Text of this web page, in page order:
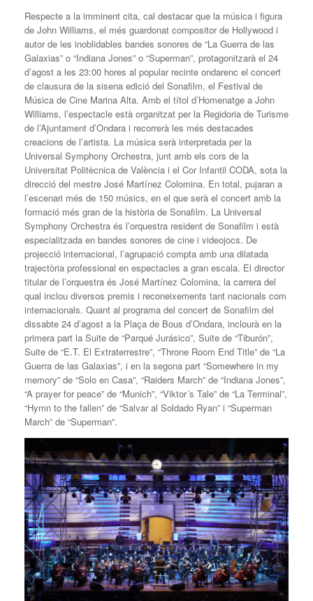
Respecte a la imminent cita, cal destacar que la música i figura
de John Williams, el més guardonat compositor de Hollywood i
autor de les inoblidables bandes sonores de “La Guerra de las
Galaxias” o “Indiana Jones” o “Superman”, protagonitzarà el 24
d’agost a les 23:00 hores al popular recinte ondarenc el concert
de clausura de la sisena edició del Sonafilm, el Festival de
Música de Cine Marina Alta. Amb el títol d’Homenatge a John
Williams, l’espectacle està organitzat per la Regidoria de Turisme
de l’Ajuntament d’Ondara i recorrerà les més destacades
creacions de l’artista. La música serà interpretada per la
Universal Symphony Orchestra, junt amb els cors de la
Universitat Politècnica de València i el Cor Infantil CODA, sota la
direcció del mestre José Martínez Colomina. En total, pujaran a
l’escenari més de 150 músics, en el que serà el concert amb la
formació més gran de la història de Sonafilm. La Universal
Symphony Orchestra és l’orquestra resident de Sonafilm i està
especialitzada en bandes sonores de cine i videojocs. De
projecció internacional, l’agrupació compta amb una dilatada
trajectòria professional en espectacles a gran escala. El director
titular de l’orquestra és José Martínez Colomina, la carrera del
qual inclou diversos premis i reconeixements tant nacionals com
internacionals. Quant al programa del concert de Sonafilm del
dissabte 24 d’agost a la Plaça de Bous d’Ondara, inclourà en la
primera part la Suite de “Parqué Jurásico”, Suite de “Tiburón”,
Suite de “E.T. El Extraterrestre”, “Throne Room End Title” de “La
Guerra de las Galaxias”, i en la segona part “Somewhere in my
memory” de “Solo en Casa”, “Raiders March” de “Indiana Jones”,
“A prayer for peace” de “Munich”, “Viktor´s Tale” de “La Terminal”,
“Hymn to the fallen” de “Salvar al Soldado Ryan” i “Superman
March” de “Superman”.